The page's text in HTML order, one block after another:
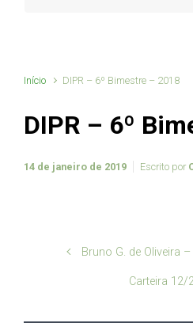
Início DIPR – 6º Bimestre – 2018
DIPR – 6º
14 de janeiro de 2019 Escrito por
Bruno G. de Oliveira
Carteira 12/